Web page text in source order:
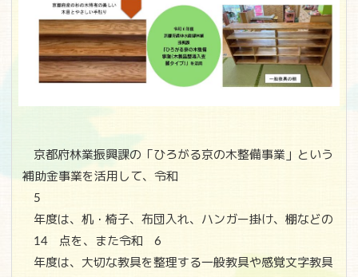
京都府林業振興課の「ひろがる京の木整備事業」という
補助金事業を活用して、令和
5
年度は、机・椅子、布団入れ、ハンガー掛け、棚などの
14
点を、また令和
6
年度は、大切な教具を整理する一般教具や感覚文字教具